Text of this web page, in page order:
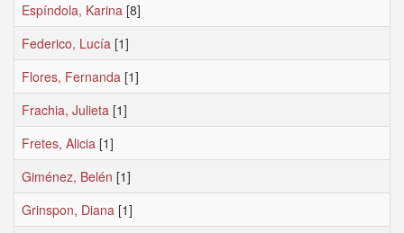
Espíndola, Karina [8]
Federico, Lucía [1]
Flores, Fernanda [1]
Frachia, Julieta [1]
Fretes, Alicia [1]
Giménez, Belén [1]
Grinspon, Diana [1]